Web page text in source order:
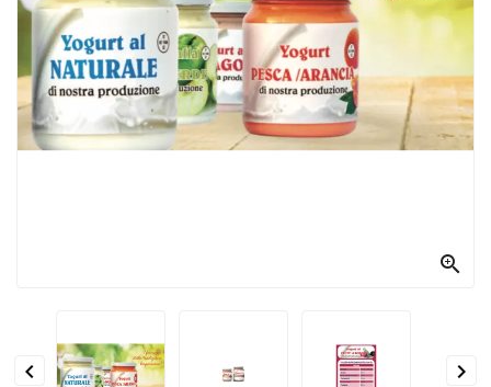
Artigianale
Passate
E
Conserve

 